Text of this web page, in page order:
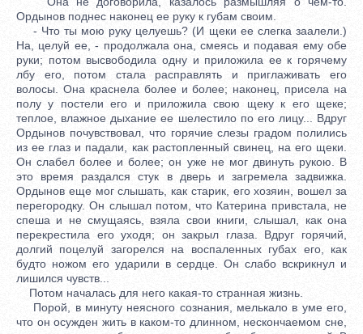
Ордынов поднес наконец ее руку к губам своим.
- Что ты мою руку целуешь? (И щеки ее слегка заалели.)
На, целуй ее, - продолжала она, смеясь и подавая ему обе
руки; потом высвободила одну и приложила ее к горячему
лбу его, потом стала расправлять и приглаживать его
волосы. Она краснела более и более; наконец, присела на
полу у постели его и приложила свою щеку к его щеке;
теплое, влажное дыхание ее шелестило по его лицу... Вдруг
Ордынов почувствовал, что горячие слезы градом полились
из ее глаз и падали, как растопленный свинец, на его щеки.
Он слабел более и более; он уже не мог двинуть рукою. В
это время раздался стук в дверь и загремела задвижка.
Ордынов еще мог слышать, как старик, его хозяин, вошел за
перегородку. Он слышал потом, что Катерина привстала, не
спеша и не смущаясь, взяла свои книги, слышал, как она
перекрестила его уходя; он закрыл глаза. Вдруг горячий,
долгий поцелуй загорелся на воспаленных губах его, как
будто ножом его ударили в сердце. Он слабо вскрикнул и
лишился чувств...
Потом началась для него какая-то странная жизнь.
Порой, в минуту неясного сознания, мелькало в уме его,
что он осужден жить в каком-то длинном, нескончаемом сне,